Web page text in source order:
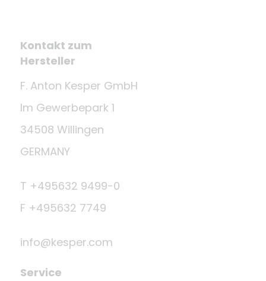
Kontakt zum
Hersteller
F. Anton Kesper GmbH
Im Gewerbepark 1
34508 Willingen
GERMANY
T +495632 9499-0
F +495632 7749
info@kesper.com
Service